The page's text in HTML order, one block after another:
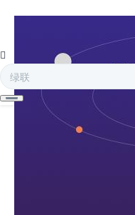
全部
蓝牙耳机
手机周边
智能充电
苹果周边